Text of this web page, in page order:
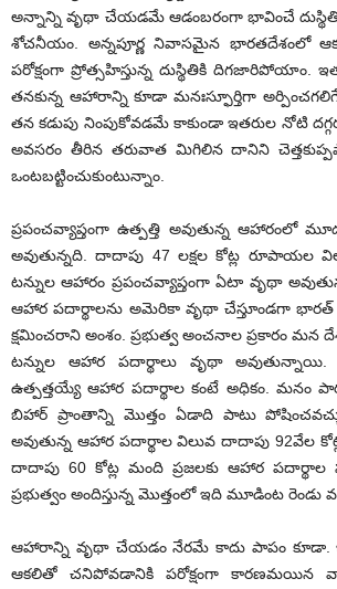
అన్నాన్ని వృథా చేయడమే ఆడంబరంగా భావించే
శోచనీయం. అన్నపూర్ణ నివాసమైన భారతదేశంలో
పరోక్షంగా ప్రోత్సహిస్తున్న దుస్థితికి దిగజారిపోయాం.
తనకున్న ఆహారాన్ని కూడా మనఃస్ఫూర్తిగా
తన కడుపు నింపుకోవడమే కాకుండా ఇతరుల నోటి
అవసరం తీరిన తరువాత మిగిలిన దానిని
ఒంటబట్టించుకుంటున్నాం.
ప్రపంచవ్యాప్తంగా ఉత్పత్తి అవుతున్న ఆహారంలో
అవుతున్నది. దాదాపు 47 లక్షల కోట్ల రూపాయల
టన్నుల ఆహారం ప్రపంచవ్యాప్తంగా ఏటా వృథా
ఆహార పదార్థాలను అమెరికా వృథా చేస్తూండగా భారత్
క్షమించరాని అంశం. ప్రభుత్వ అంచనాల ప్రకారం
టన్నుల ఆహార పదార్థాలు వృథా అవుతున్నాయి.
ఉత్పత్తయ్యే ఆహార పదార్థాల కంటే అధికం. మనం
బిహార్ ప్రాంతాన్ని మొత్తం ఏడాది పాటు
అవుతున్న ఆహార పదార్థాల విలువ దాదాపు 92వేల
దాదాపు 60 కోట్ల మంది ప్రజలకు ఆహార పదార్థాల
ప్రభుత్వం అందిస్తున్న మొత్తంలో ఇది మూడింట రెండు
ఆహారాన్ని వృథా చేయడం నేరమే కాదు పాపం కూడా.
ఆకలితో చనిపోవడానికి పరోక్షంగా కారణమయిన